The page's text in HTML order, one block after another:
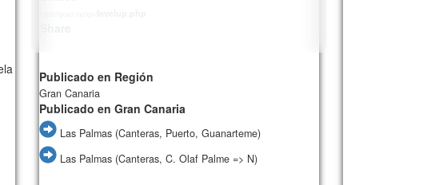
Publicado en Región
Gran Canaria
Publicado en Gran Canaria
Las Palmas (Canteras, Puerto, Guanarteme)
Las Palmas (Canteras, C. Olaf Palme => N)